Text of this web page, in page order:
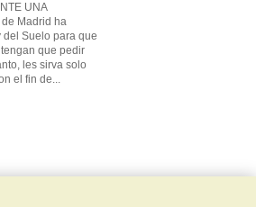
UNA
Madrid ha
Suelo para que
que pedir
les sirva solo
el fin de...